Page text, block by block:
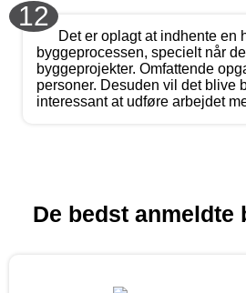
12
Det er oplagt at indhente en
byggeprocessen, specielt når
byggeprojekter. Omfattende
personer. Desuden vil det blive
interessant at udføre arbejdet
De bedst